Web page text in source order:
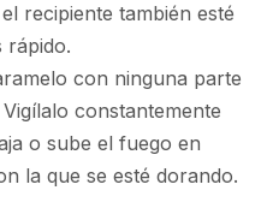
recipiente también esté
rápido.
con ninguna parte
constantemente
o sube el fuego en
la que se esté dorando.